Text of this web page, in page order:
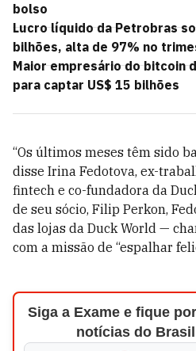
bolso
Lucro líquido da Petrobras
bilhões, alta de 97% no
Maior empresário do bitcoin
para captar US$ 15 bilhões
“Os últimos meses têm sido
disse Irina Fedotova, ex-
fintech e co-fundadora da
de seu sócio, Filip Perkon,
das lojas da Duck World —
com a missão de “espalhar
Siga a Exame e fique
notícias do